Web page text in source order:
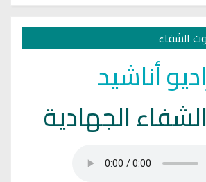
الشفاء
أناشيد
الجهادية